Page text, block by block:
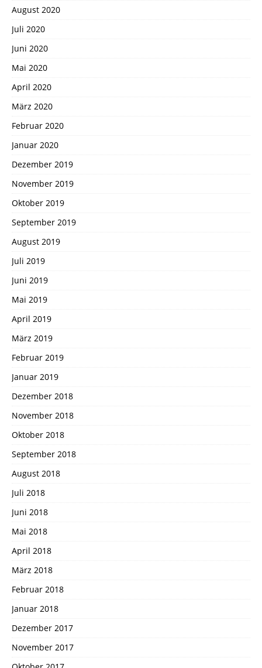
August 2020
Juli 2020
Juni 2020
Mai 2020
April 2020
März 2020
Februar 2020
Januar 2020
Dezember 2019
November 2019
Oktober 2019
September 2019
August 2019
Juli 2019
Juni 2019
Mai 2019
April 2019
März 2019
Februar 2019
Januar 2019
Dezember 2018
November 2018
Oktober 2018
September 2018
August 2018
Juli 2018
Juni 2018
Mai 2018
April 2018
März 2018
Februar 2018
Januar 2018
Dezember 2017
November 2017